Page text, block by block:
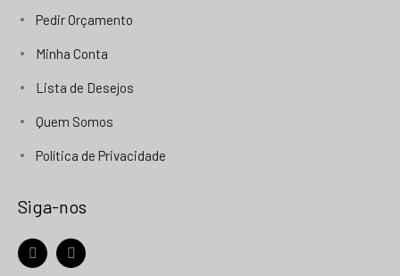
Pedir Orçamento
Minha Conta
Lista de Desejos
Quem Somos
Política de Privacidade
Siga-nos